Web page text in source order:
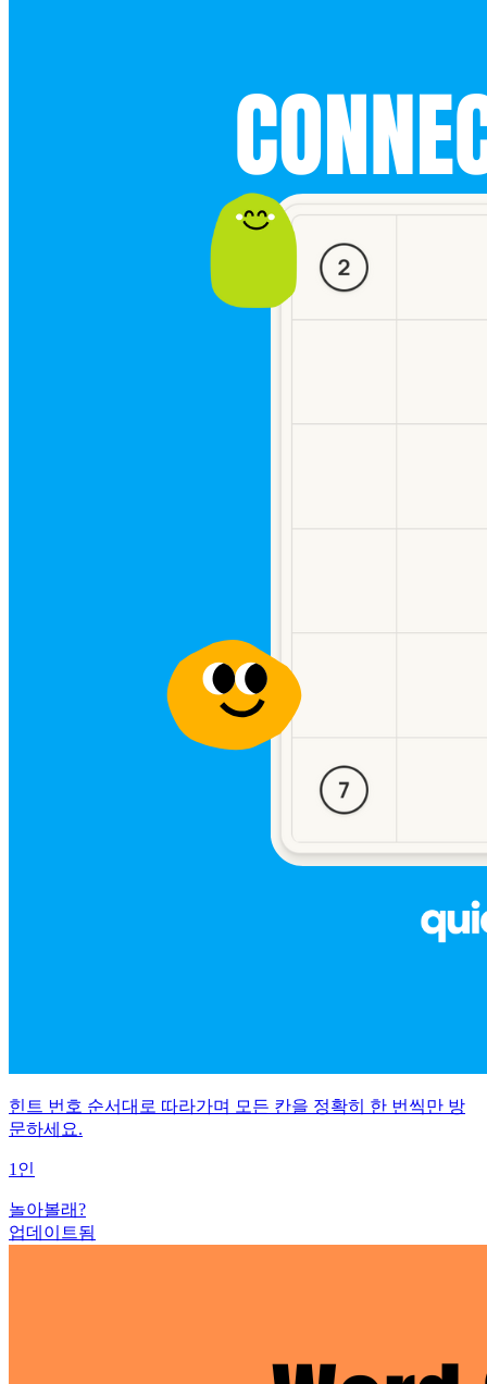
힌트 번호 순서대로 따라가며 모든 칸을 정확히 한 번씩만 방
문하세요.
1인
놀아볼래?
업데이트됨